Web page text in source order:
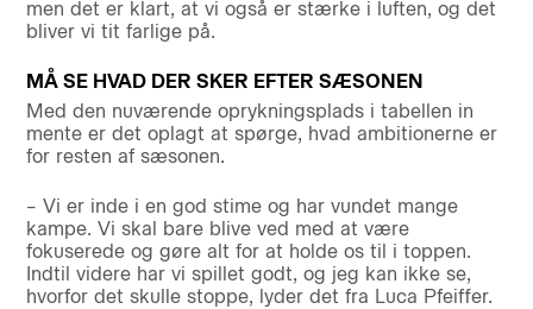
men det er klart, at vi også er stærke i luften, og det
bliver vi tit farlige på.
MÅ SE HVAD DER SKER EFTER SÆSONEN
Med den nuværende oprykningsplads i tabellen in
mente er det oplagt at spørge, hvad ambitionerne er
for resten af sæsonen.
– Vi er inde i en god stime og har vundet mange
kampe. Vi skal bare blive ved med at være
fokuserede og gøre alt for at holde os til i toppen.
Indtil videre har vi spillet godt, og jeg kan ikke se,
hvorfor det skulle stoppe, lyder det fra Luca Pfeiffer.